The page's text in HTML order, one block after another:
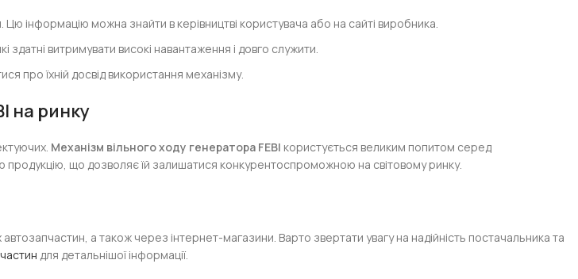
інформацію можна знайти в керівництві користувача або на сайті виробника.
здатні витримувати високі навантаження і довго служити.
про їхній досвід використання механізму.
на ринку
Механізм вільного ходу генератора FEBI користується великим попитом серед
продукцію, що дозволяє їй залишатися конкурентоспроможною на світовому ринку.
а також через інтернет-магазини. Варто звертати увагу на надійність постачальника та
для детальнішої інформації.